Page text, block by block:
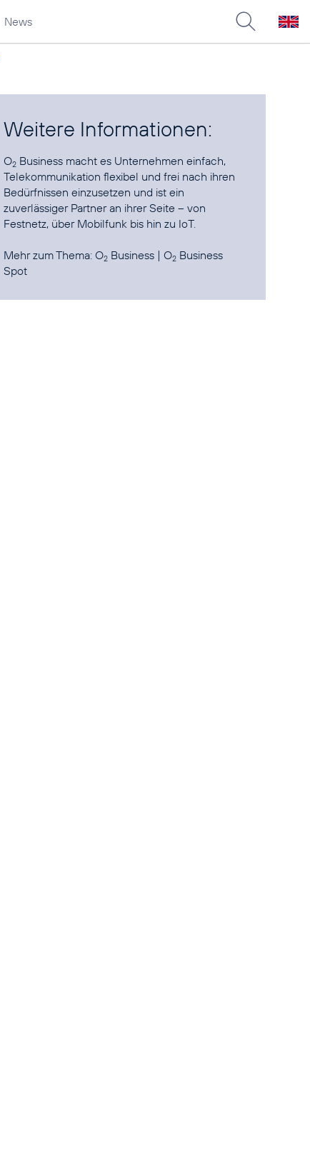
News
Weitere Informationen:
O2 Business macht es Unternehmen einfach,
Telekommunikation flexibel und frei nach ihren
Bedürfnissen einzusetzen und ist ein
zuverlässiger Partner an ihrer Seite – von
Festnetz, über Mobilfunk bis hin zu IoT.
Mehr zum Thema:O2 Business |O2 Business
Spot